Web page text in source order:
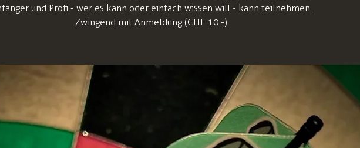
und Profi - wer es kann oder einfach wissen will - kann teilnehmen.
Zwingend mit Anmeldung (CHF 10.-)